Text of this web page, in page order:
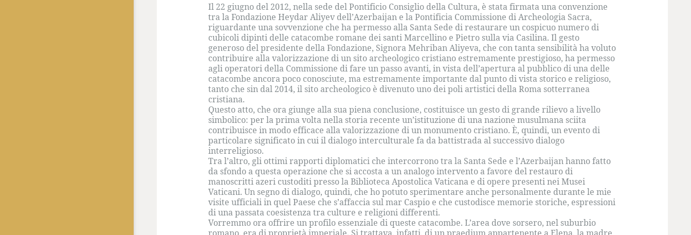
Il 22 giugno del 2012, nella sede del Pontificio Consiglio della Cultura, è stata firmata una convenzione
tra la Fondazione Heydar Aliyev dell’Azerbaijan e la Pontificia Commissione di Archeologia Sacra,
riguardante una sovvenzione che ha permesso alla Santa Sede di restaurare un cospicuo numero di
cubicoli dipinti delle catacombe romane dei santi Marcellino e Pietro sulla via Casilina. Il gesto
generoso del presidente della Fondazione, Signora Mehriban Aliyeva, che con tanta sensibilità ha voluto
contribuire alla valorizzazione di un sito archeologico cristiano estremamente prestigioso, ha permesso
agli operatori della Commissione di fare un passo avanti, in vista dell’apertura al pubblico di una delle
catacombe ancora poco conosciute, ma estremamente importante dal punto di vista storico e religioso,
tanto che sin dal 2014, il sito archeologico è divenuto uno dei poli artistici della Roma sotterranea
cristiana.
Questo atto, che ora giunge alla sua piena conclusione, costituisce un gesto di grande rilievo a livello
simbolico: per la prima volta nella storia recente un’istituzione di una nazione musulmana sciita
contribuisce in modo efficace alla valorizzazione di un monumento cristiano. È, quindi, un evento di
particolare significato in cui il dialogo interculturale fa da battistrada al successivo dialogo
interreligioso.
Tra l’altro, gli ottimi rapporti diplomatici che intercorrono tra la Santa Sede e l’Azerbaijan hanno fatto
da sfondo a questa operazione che si accosta a un analogo intervento a favore del restauro di
manoscritti azeri custoditi presso la Biblioteca Apostolica Vaticana e di opere presenti nei Musei
Vaticani. Un segno di dialogo, quindi, che ho potuto sperimentare anche personalmente durante le mie
visite ufficiali in quel Paese che s’affaccia sul mar Caspio e che custodisce memorie storiche, espressioni
di una passata coesistenza tra culture e religioni differenti.
Vorremmo ora offrire un profilo essenziale di queste catacombe. L’area dove sorsero, nel suburbio
romano, era di proprietà imperiale. Si trattava, infatti, di un praedium appartenente a Elena, la madre